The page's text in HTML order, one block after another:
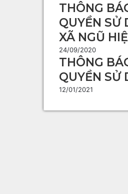
THÔNG
QUYỀN SỬ
XÃ NGŨ
24/09/2020
THÔNG
QUYỀN SỬ
12/01/2021